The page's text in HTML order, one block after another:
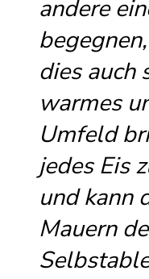
andere
dies auch
warmes
Umfeld
jedes Eis
und kann
Mauern